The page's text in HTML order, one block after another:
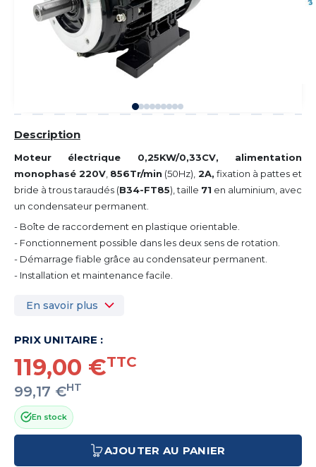
Description
Moteur électrique 0,25KW/0,33CV, alimentation
monophasé 220V 856Tr/min (50Hz), 2A, fixation à pattes et
bride à trous taraudés (B34-FT85), taille 71 en aluminium, avec
un condensateur permanent.
- Boîte de raccordement en plastique orientable.
- Fonctionnement possible dans les deux sens de rotation.
- Démarrage fiable grâce au condensateur permanent.
- Installation et maintenance facile.
En savoir plus
PRIX UNITAIRE :
119,00 €TTC
99,17 €HT
En stock
AJOUTER AU PANIER